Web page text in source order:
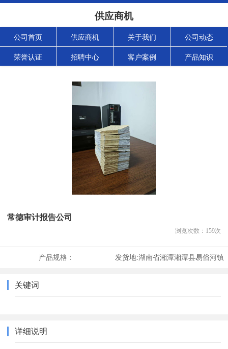
供应商机
公司首页 供应商机 关于我们 公司动态
荣誉认证 招聘中心 客户案例 产品知识
常德审计报告公司
浏览次数： 159次
产品规格： 发货地:湖南省湘潭湘潭县易俗河镇
关键词
详细说明